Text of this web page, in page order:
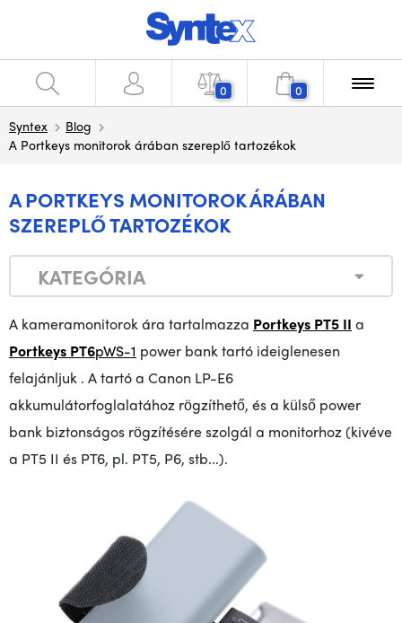
0 0
Syntex
Blog
A Portkeys monitorok árában szereplő tartozékok
A PORTKEYS MONITOROK ÁRÁBAN
SZEREPLŐ TARTOZÉKOK
KATEGÓRIA
A kameramonitorok ára tartalmazza Portkeys PT5 II a
Portkeys PT6pWS-1 power bank tartó ideiglenesen
felajánljuk . A tartó a Canon LP-E6
akkumulátorfoglalatához rögzíthető, és a külső power
bank biztonságos rögzítésére szolgál a monitorhoz (kivéve
a PT5 II és PT6, pl. PT5, P6, stb...).